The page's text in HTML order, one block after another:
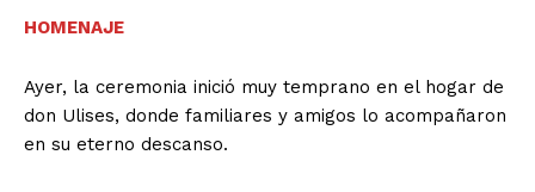
HOMENAJE
Ayer, la ceremonia inició muy temprano en el hogar de
don Ulises, donde familiares y amigos lo acompañaron
en su eterno descanso.